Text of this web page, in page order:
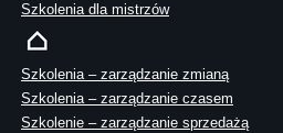
Szkolenia dla mistrzów
Szkolenia – zarządzanie zmianą
Szkolenia – zarządzanie czasem
Szkolenie – zarządzanie sprzedażą